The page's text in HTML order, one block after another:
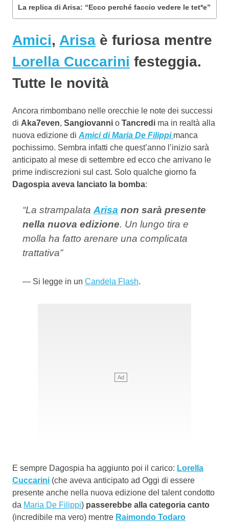
La replica di Arisa: “Ecco perché faccio vedere le tet*e”
Amici, Arisa è furiosa mentre
Lorella Cuccarini festeggia.
Tutte le novità
Ancora rimbombano nelle orecchie le note dei successi
di Aka7even, Sangiovanni o Tancredi ma in realtà alla
nuova edizione di Amici di Maria De Filippi manca
pochissimo. Sembra infatti che quest’anno l’inizio sarà
anticipato al mese di settembre ed ecco che arrivano le
prime indiscrezioni sul cast. Solo qualche giorno fa
Dagospia aveva lanciato la bomba:
“La strampalata Arisa non sarà presente
nella nuova edizione. Un lungo tira e
molla ha fatto arenare una complicata
trattativa”
Si legge in un Candela Flash.
E sempre Dagospia ha aggiunto poi il carico: Lorella
Cuccarini (che aveva anticipato ad Oggi di essere
presente anche nella nuova edizione del talent condotto
da Maria De Filippi) passerebbe alla categoria canto
(incredibile ma vero) mentre Raimondo Todaro